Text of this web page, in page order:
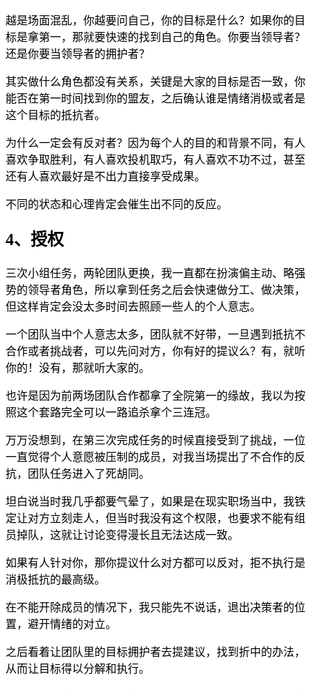
越是场面混乱，你越要问自己，你的目标是什么？如果你的目
标是拿第一，那就要快速的找到自己的角色。你要当领导者？
还是你要当领导者的拥护者？
其实做什么角色都没有关系，关键是大家的目标是否一致，你
能否在第一时间找到你的盟友，之后确认谁是情绪消极或者是
这个目标的抵抗者。
为什么一定会有反对者？因为每个人的目的和背景不同，有人
喜欢争取胜利，有人喜欢投机取巧，有人喜欢不功不过，甚至
还有人喜欢最好是不出力直接享受成果。
不同的状态和心理肯定会催生出不同的反应。
4、授权
三次小组任务，两轮团队更换，我一直都在扮演偏主动、略强
势的领导者角色，所以拿到任务之后会快速做分工、做决策，
但这样肯定会没太多时间去照顾一些人的个人意志。
一个团队当中个人意志太多，团队就不好带，一旦遇到抵抗不
合作或者挑战者，可以先问对方，你有好的提议么？有，就听
你的！没有，那就听大家的。
也许是因为前两场团队合作都拿了全院第一的缘故，我以为按
照这个套路完全可以一路追杀拿个三连冠。
万万没想到，在第三次完成任务的时候直接受到了挑战，一位
一直觉得个人意愿被压制的成员，对我当场提出了不合作的反
抗，团队任务进入了死胡同。
坦白说当时我几乎都要气晕了，如果是在现实职场当中，我铁
定让对方立刻走人，但当时我没有这个权限，也要求不能有组
员掉队，这就让讨论变得漫长且无法达成一致。
如果有人针对你，那你提议什么对方都可以反对，拒不执行是
消极抵抗的最高级。
在不能开除成员的情况下，我只能先不说话，退出决策者的位
置，避开情绪的对立。
之后看着让团队里的目标拥护者去提建议，找到折中的办法，
从而让目标得以分解和执行。